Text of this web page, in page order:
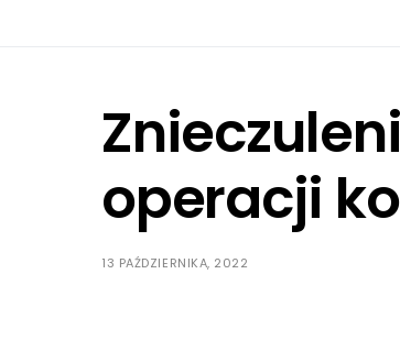
operacji
13 PAŹDZIERNIKA, 2022